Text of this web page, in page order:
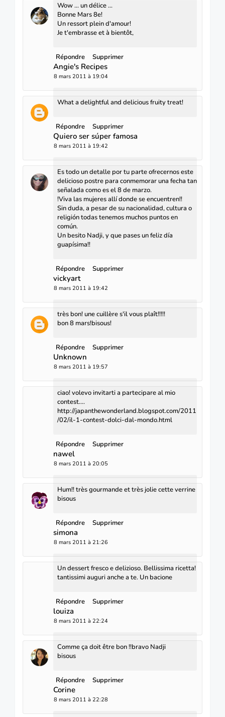
Wow ... un délice ...
Bonne Mars 8e!
Un ressort plein d'amour!
Je t'embrasse et à bientôt,
Répondre Supprimer
Angie's Recipes
8 mars 2011 à 19:04
What a delightful and delicious fruity treat!
Répondre Supprimer
Quiero ser súper famosa
8 mars 2011 à 19:42
Es todo un detalle por tu parte ofrecernos este
delicioso postre para conmemorar una fecha tan
señalada como es el 8 de marzo.
!Viva las mujeres allí donde se encuentren!!
Sin duda, a pesar de su nacionalidad, cultura o
religión todas tenemos muchos puntos en
común.
Un besito Nadji, y que pases un feliz día
guapísima!!
Répondre Supprimer
vickyart
8 mars 2011 à 19:42
très bon! une cuillère s'il vous plaît!!!!!
bon 8 mars!bisous!
Répondre Supprimer
Unknown
8 mars 2011 à 19:57
ciao! volevo invitarti a partecipare al mio
contest....
http://japanthewonderland.blogspot.com/2011
/02/il-1-contest-dolci-dal-mondo.html
Répondre Supprimer
nawel
8 mars 2011 à 20:05
Hum!! très gourmande et très jolie cette verrine
bisous
Répondre Supprimer
simona
8 mars 2011 à 21:26
Un dessert fresco e delizioso. Bellissima ricetta!
tantissimi auguri anche a te. Un bacione
Répondre Supprimer
louiza
8 mars 2011 à 22:24
Comme ça doit être bon !!bravo Nadji
bisous
Répondre Supprimer
Corine
8 mars 2011 à 22:28